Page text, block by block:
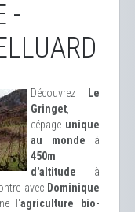
-
Découvrez
Le
Gringet
cépage unique
au monde à
450m
d'altitude à
avec Dominique
l'agriculture bio-